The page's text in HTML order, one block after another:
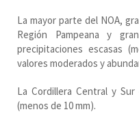
La mayor parte del NOA,
Región Pampeana y
precipitaciones escasas
valores moderados y
La Cordillera Central y
(menos de 10 mm).